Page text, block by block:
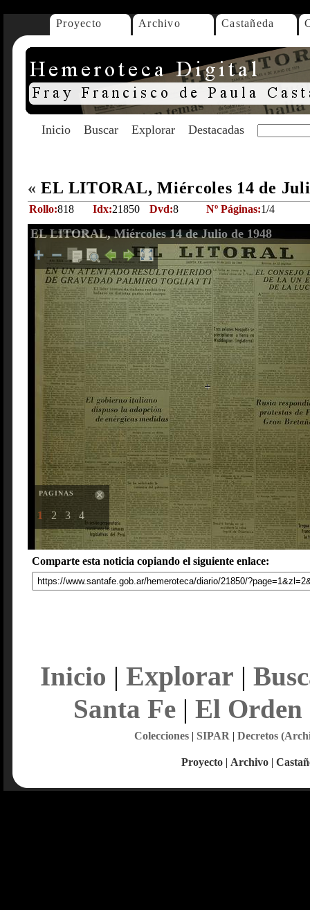
Proyecto Archivo Castañeda
Inicio Buscar Explorar Destacadas
« EL LITORAL, Miércoles 14 de
Rollo:818 Idx:21850 Dvd:8 Nº Páginas:1/4
EL LITORAL, Miércoles 14 de Julio de 1948
PAGINAS
1 2 3 4
Comparte esta noticia copiando el siguiente enlace:
Inicio | Explorar |
Santa Fe| El Orden
Colecciones| SIPAR | Decretos
Proyecto | Archivo |